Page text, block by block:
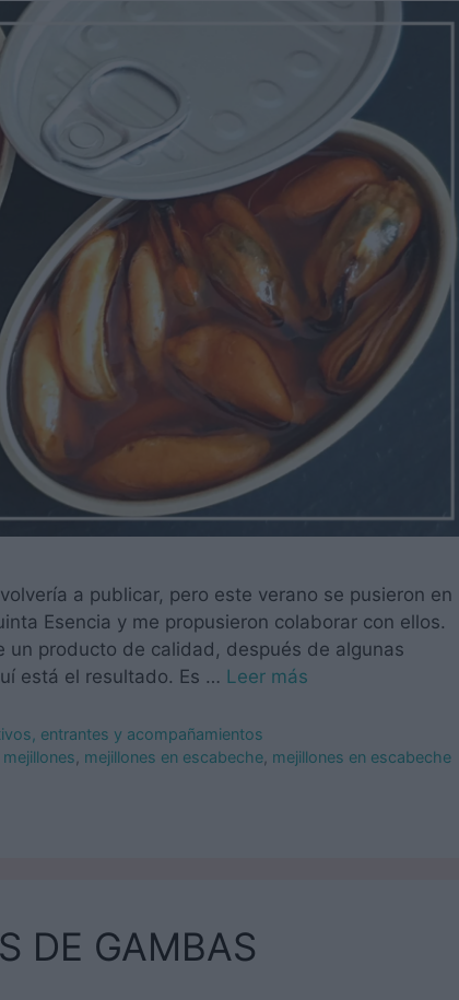
a publicar, pero este verano se pusieron en
Esencia y me propusieron colaborar con ellos.
un producto de calidad, después de algunas
está el resultado. Es … Leer más
entrantes y acompañamientos
mejillones mejillones en escabeche mejillones en escabeche
DE GAMBAS